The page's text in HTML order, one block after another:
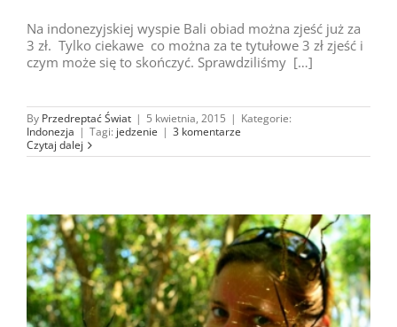
Na indonezyjskiej wyspie Bali obiad można zjeść już za
3 zł. Tylko ciekawe co można za te tytułowe 3 zł zjeść i
czym może się to skończyć. Sprawdziliśmy […]
By Przedreptać Świat | 5 kwietnia, 2015 | Kategorie:
Indonezja | Tagi: jedzenie | 3 komentarze
Czytaj dalej